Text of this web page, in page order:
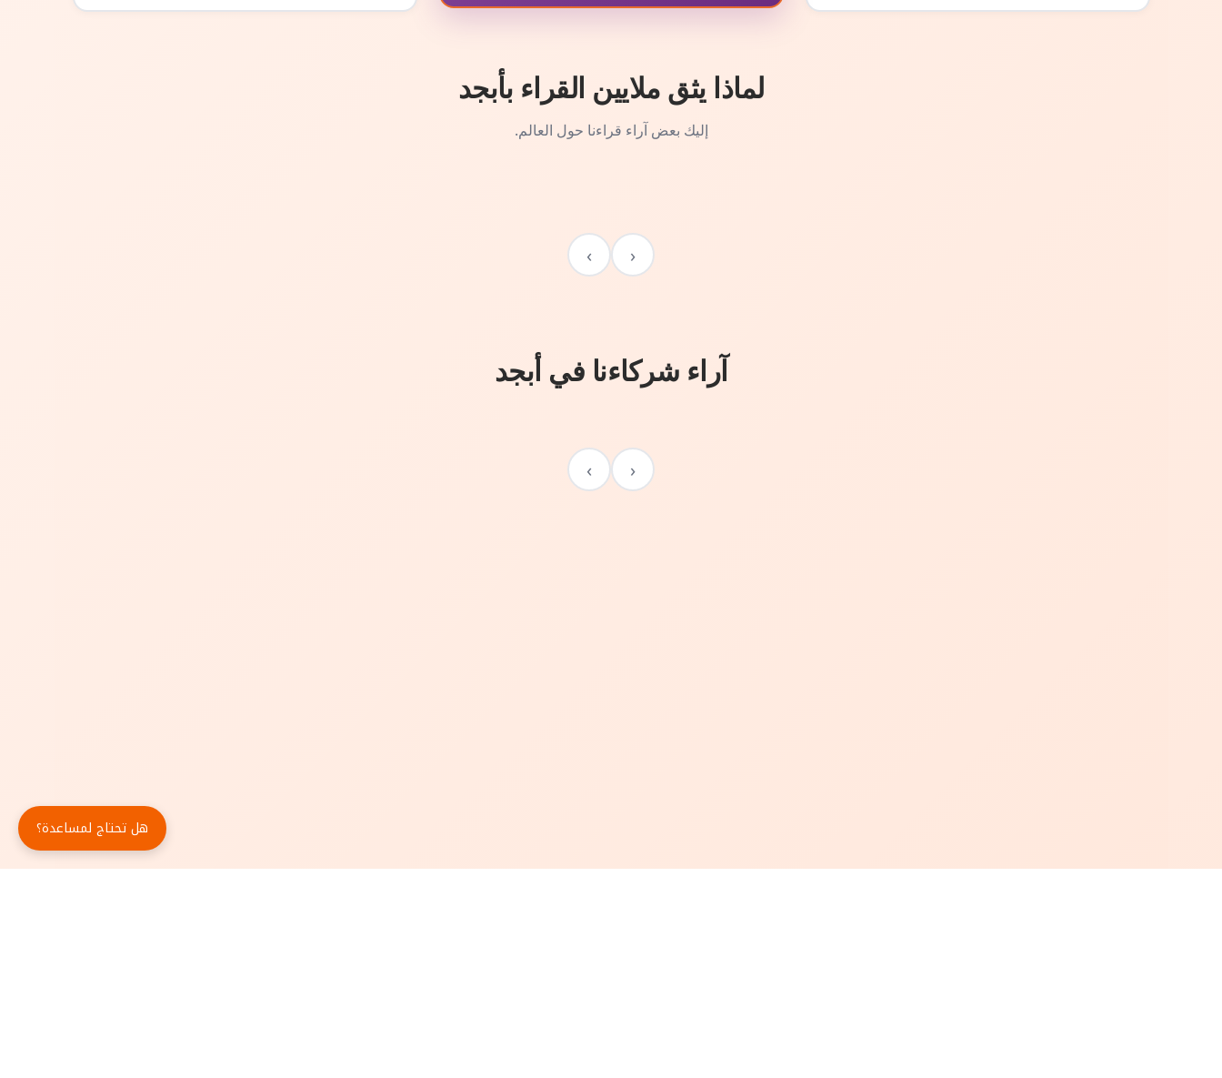
لماذا يثق ملايين القراء بأبجد
إليك بعض آراء قراءنا حول العالم.
‹
›
آراء شركاءنا في أبجد
‹
›
هل تحتاج لمساعدة؟